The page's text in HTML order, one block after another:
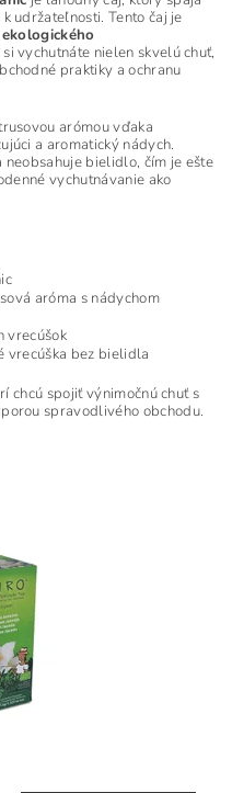
k udržateľnosti. Tento čaj je
ekologického
si vychutnáte nielen skvelú chuť,
praktiky a ochranu
arómou vďaka
a aromatický nádych.
neobsahuje bielidlo, čím je ešte
vychutnávanie ako
aróma s nádychom
vrecúšok
vrecúška bez bielidla
chcú spojiť výnimočnú chuť s
spravodlivého obchodu.